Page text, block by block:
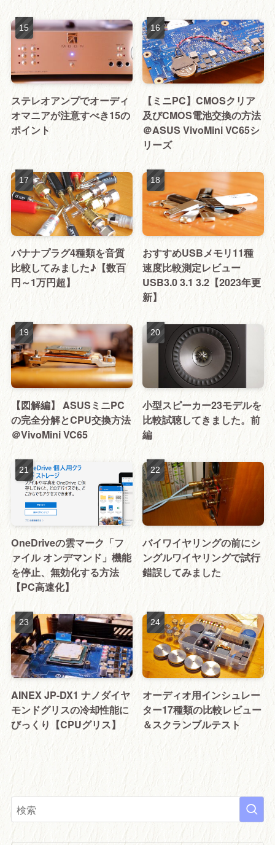
ステレオアンプでオーディ
オマニアが注意すべき15の
ポイント
【ミニPC】CMOSクリア
及びCMOS電池交換の方法
＠ASUS VivoMini VC65シ
リーズ
バナナプラグ4種類を音質
比較してみました♪【数百
円～1万円超】
おすすめUSBメモリ11種
速度比較測定レビュー
USB3.0 3.1 3.2【2023年更
新】
【図解編】 ASUSミニPC
の完全分解とCPU交換方法
＠VivoMini VC65
小型スピーカー23モデルを
比較試聴してきました。前
編
OneDriveの雲マーク「フ
ァイル オンデマンド」機能
を停止、無効化する方法
【PC高速化】
バイワイヤリングの前にシ
ングルワイヤリングで試行
錯誤してみました
AINEX JP-DX1 ナノダイヤ
モンドグリスの冷却性能に
びっくり【CPUグリス】
オーディオ用インシュレー
ター17種類の比較レビュー
＆スクランブルテスト